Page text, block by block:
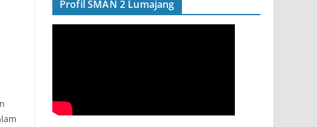
Profil SMAN 2 Lumajang